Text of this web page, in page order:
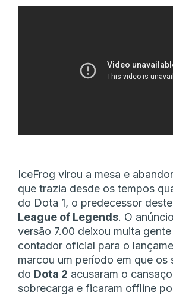
IceFrog virou a mesa e
que trazia desde os tempos
do Dota 1, o predecessor deste
League of Legends. O
versão 7.00 deixou muita
contador oficial para o
marcou um período em que os
do Dota 2 acusaram o
sobrecarga e ficaram offline